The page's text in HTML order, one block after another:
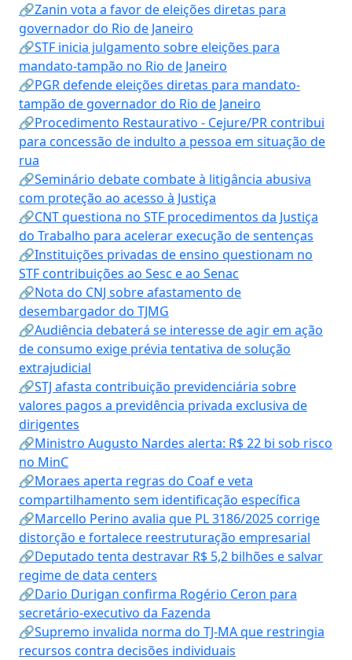
🔗Zanin vota a favor de eleições diretas para
governador do Rio de Janeiro
🔗STF inicia julgamento sobre eleições para
mandato-tampão no Rio de Janeiro
🔗PGR defende eleições diretas para mandato-
tampão de governador do Rio de Janeiro
🔗Procedimento Restaurativo - Cejure/PR contribui
para concessão de indulto a pessoa em situação de
rua
🔗Seminário debate combate à litigância abusiva
com proteção ao acesso à Justiça
🔗CNT questiona no STF procedimentos da Justiça
do Trabalho para acelerar execução de sentenças
🔗Instituições privadas de ensino questionam no
STF contribuições ao Sesc e ao Senac
🔗Nota do CNJ sobre afastamento de
desembargador do TJMG
🔗Audiência debaterá se interesse de agir em ação
de consumo exige prévia tentativa de solução
extrajudicial
🔗STJ afasta contribuição previdenciária sobre
valores pagos a previdência privada exclusiva de
dirigentes
🔗Ministro Augusto Nardes alerta: R$ 22 bi sob risco
no MinC
🔗Moraes aperta regras do Coaf e veta
compartilhamento sem identificação específica
🔗Marcello Perino avalia que PL 3186/2025 corrige
distorção e fortalece reestruturação empresarial
🔗Deputado tenta destravar R$ 5,2 bilhões e salvar
regime de data centers
🔗Dario Durigan confirma Rogério Ceron para
secretário-executivo da Fazenda
🔗Supremo invalida norma do TJ-MA que restringia
recursos contra decisões individuais